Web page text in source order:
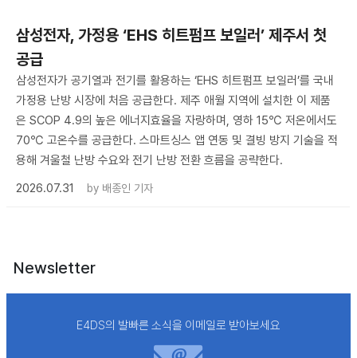
삼성전자, 가정용 ‘EHS 히트펌프 보일러’ 제주서 첫
공급
삼성전자가 공기열과 전기를 활용하는 ‘EHS 히트펌프 보일러’를 국내
가정용 난방 시장에 처음 공급한다. 제주 애월 지역에 설치한 이 제품
은 SCOP 4.9의 높은 에너지효율을 자랑하며, 영하 15℃ 저온에서도
70℃ 고온수를 공급한다. 스마트싱스 앱 연동 및 결빙 방지 기술을 적
용해 겨울철 난방 수요와 전기 난방 전환 흐름을 공략한다.
2026.07.31
by 배종인 기자
Newsletter
E4DS의 발빠른 소식을 이메일로 받아보세요